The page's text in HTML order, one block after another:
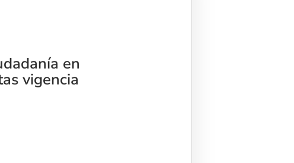
en
vigencia